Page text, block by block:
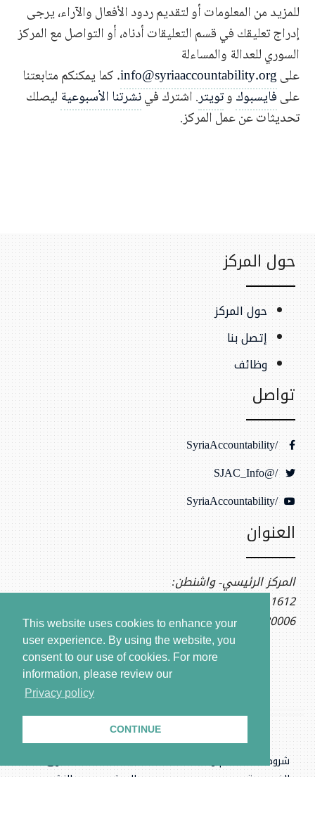
This website uses cookies to enhance your
user experience. By using the website, you
consent to our use of cookies. For more
information, please review our
Privacy policy
CONTINUE
للمزيد من المعلومات أو لتقديم ردود الأفعال والآراء، يرجى
إدراج تعليقك في قسم التعليقات أدناه، أو التواصل مع المركز
السوري للعدالة والمساءلة
علىinfo@syriaaccountability.org. كما يمكنكم متابعتنا
علىفايسبوكوتويتر. اشترك فينشرتنا الأسبوعية ليصلك
تحديثات عن عمل المركز.
حول المركز
حول المركز
إتصل بنا
وظائف
تواصل
/SyriaAccountability
/@SJAC_Info
/SyriaAccountability
العنوان
المركز الرئيسي- واشنطن:
1612 K St NW, Ste 400
Washington, DC 20006
شروط الاستخدام وسياسة
الخصوصية
بيانات
الموقع
حقوق
النشر